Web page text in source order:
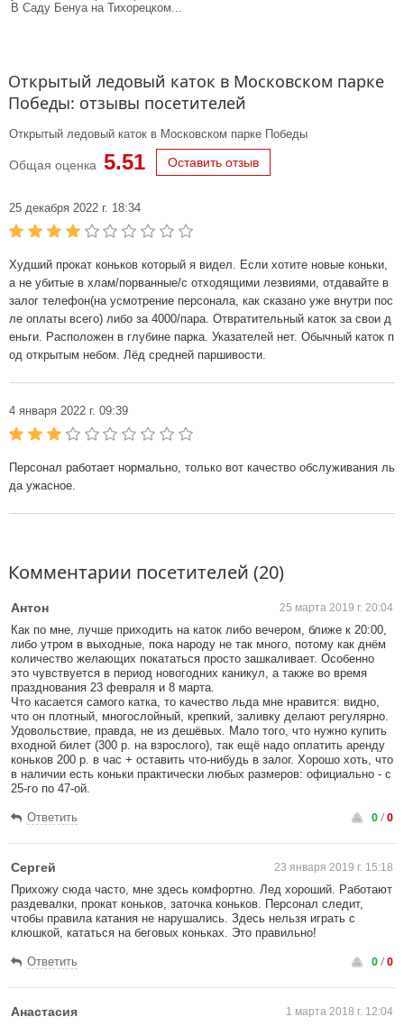
В Саду Бенуа на Тихорецком...
Открытый ледовый каток в Московском парке
Победы: отзывы посетителей
Открытый ледовый каток в Московском парке Победы
Общая оценка 5.51 Оставить отзыв
25 декабря 2022 г. 18:34
Худший прокат коньков который я видел. Если хотите новые коньки,
а не убитые в хлам/порванные/с отходящими лезвиями, отдавайте в
залог телефон(на усмотрение персонала, как сказано уже внутри пос
ле оплаты всего) либо за 4000/пара. Отвратительный каток за свои д
еньги. Расположен в глубине парка. Указателей нет. Обычный каток п
од открытым небом. Лёд средней паршивости.
4 января 2022 г. 09:39
Персонал работает нормально, только вот качество обслуживания ль
да ужасное.
Комментарии посетителей (20)
Антон 25 марта 2019 г. 20:04
Как по мне, лучше приходить на каток либо вечером, ближе к 20:00,
либо утром в выходные, пока народу не так много, потому как днём
количество желающих покататься просто зашкаливает. Особенно
это чувствуется в период новогодних каникул, а также во время
празднования 23 февраля и 8 марта.
Что касается самого катка, то качество льда мне нравится: видно,
что он плотный, многослойный, крепкий, заливку делают регулярно.
Удовольствие, правда, не из дешёвых. Мало того, что нужно купить
входной билет (300 р. на взрослого), так ещё надо оплатить аренду
коньков 200 р. в час + оставить что-нибудь в залог. Хорошо хоть, что
в наличии есть коньки практически любых размеров: официально - с
25-го по 47-ой.
Ответить 0/0
Сергей 23 января 2019 г. 15:18
Прихожу сюда часто, мне здесь комфортно. Лед хороший. Работают
раздевалки, прокат коньков, заточка коньков. Персонал следит,
чтобы правила катания не нарушались. Здесь нельзя играть с
клюшкой, кататься на беговых коньках. Это правильно!
Ответить 0/0
Анастасия 1 марта 2018 г. 12:04